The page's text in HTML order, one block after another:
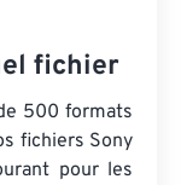
fichier
500 formats
fichiers Sony
pour les